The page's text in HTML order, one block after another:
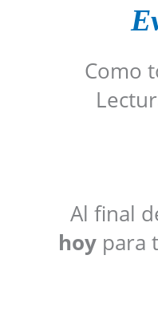
Como
Al final
hoypara